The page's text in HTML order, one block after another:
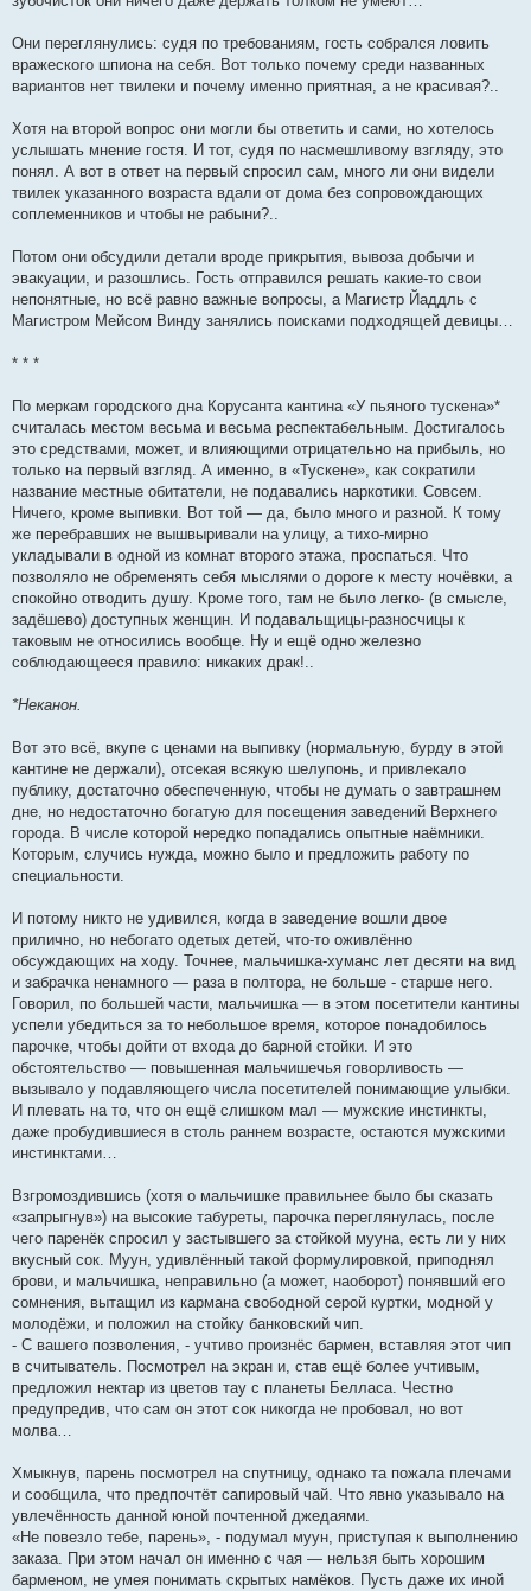
Они переглянулись: судя по требованиям, гость собрался ловить
вражеского шпиона на себя. Вот только почему среди названных
вариантов нет твилеки и почему именно приятная, а не красивая?..
Хотя на второй вопрос они могли бы ответить и сами, но хотелось
услышать мнение гостя. И тот, судя по насмешливому взгляду, это
понял. А вот в ответ на первый спросил сам, много ли они видели
твилек указанного возраста вдали от дома без сопровождающих
соплеменников и чтобы не рабыни?..
Потом они обсудили детали вроде прикрытия, вывоза добычи и
эвакуации, и разошлись. Гость отправился решать какие-то свои
непонятные, но всё равно важные вопросы, а Магистр Йаддль с
Магистром Мейсом Винду занялись поисками подходящей девицы…
* * *
По меркам городского дна Корусанта кантина «У пьяного тускена»*
считалась местом весьма и весьма респектабельным. Достигалось
это средствами, может, и влияющими отрицательно на прибыль, но
только на первый взгляд. А именно, в «Тускене», как сократили
название местные обитатели, не подавались наркотики. Совсем.
Ничего, кроме выпивки. Вот той — да, было много и разной. К тому
же перебравших не вышвыривали на улицу, а тихо-мирно
укладывали в одной из комнат второго этажа, проспаться. Что
позволяло не обременять себя мыслями о дороге к месту ночёвки, а
спокойно отводить душу. Кроме того, там не было легко- (в смысле,
задёшево) доступных женщин. И подавальщицы-разносчицы к
таковым не относились вообще. Ну и ещё одно железно
соблюдающееся правило: никаких драк!..
*Неканон.
Вот это всё, вкупе с ценами на выпивку (нормальную, бурду в этой
кантине не держали), отсекая всякую шелупонь, и привлекало
публику, достаточно обеспеченную, чтобы не думать о завтрашнем
дне, но недостаточно богатую для посещения заведений Верхнего
города. В числе которой нередко попадались опытные наёмники.
Которым, случись нужда, можно было и предложить работу по
специальности.
И потому никто не удивился, когда в заведение вошли двое
прилично, но небогато одетых детей, что-то оживлённо
обсуждающих на ходу. Точнее, мальчишка-хуманс лет десяти на вид
и забрачка ненамного — раза в полтора, не больше - старше него.
Говорил, по большей части, мальчишка — в этом посетители кантины
успели убедиться за то небольшое время, которое понадобилось
парочке, чтобы дойти от входа до барной стойки. И это
обстоятельство — повышенная мальчишечья говорливость —
вызывало у подавляющего числа посетителей понимающие улыбки.
И плевать на то, что он ещё слишком мал — мужские инстинкты,
даже пробудившиеся в столь раннем возрасте, остаются мужскими
инстинктами…
Взгромоздившись (хотя о мальчишке правильнее было бы сказать
«запрыгнув») на высокие табуреты, парочка переглянулась, после
чего паренёк спросил у застывшего за стойкой мууна, есть ли у них
вкусный сок. Муун, удивлённый такой формулировкой, приподнял
брови, и мальчишка, неправильно (а может, наоборот) понявший его
сомнения, вытащил из кармана свободной серой куртки, модной у
молодёжи, и положил на стойку банковский чип.
- С вашего позволения, - учтиво произнёс бармен, вставляя этот чип
в считыватель. Посмотрел на экран и, став ещё более учтивым,
предложил нектар из цветов тау с планеты Белласа. Честно
предупредив, что сам он этот сок никогда не пробовал, но вот
молва…
Хмыкнув, парень посмотрел на спутницу, однако та пожала плечами
и сообщила, что предпочтёт сапировый чай. Что явно указывало на
увлечённость данной юной почтенной джедаями.
«Не повезло тебе, парень», - подумал муун, приступая к выполнению
заказа. При этом начал он именно с чая — нельзя быть хорошим
барменом, не умея понимать скрытых намёков. Пусть даже их иной